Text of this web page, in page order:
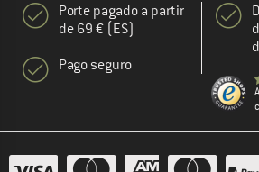
Porte pagado a partir
de 69 € (ES)
Pago seguro